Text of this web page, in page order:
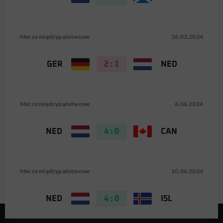
Mecze międzypaństwowe 26.03.2024
GER 2 : 1 NED
Mecze międzypaństwowe 6.06.2024
NED 4 : 0 CAN
Mecze międzypaństwowe 10.06.2024
NED 4 : 0 ISL